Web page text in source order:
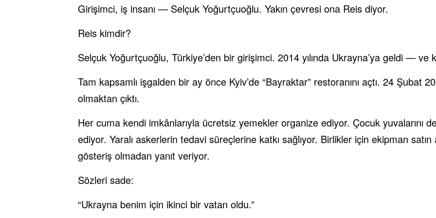
Girişimci, iş insanı — Selçuk Yoğurtçuoğlu. Yakın çevresi ona Reis diyor.
Reis kimdir?
Selçuk Yoğurtçuoğlu, Türkiye’den bir girişimci. 2014 yılında Ukrayna’ya geldi — ve
Tam kapsamlı işgalden bir ay önce Kyiv’de “Bayraktar” restoranını açtı. 24 Şubat
olmaktan çıktı.
Her cuma kendi imkânlarıyla ücretsiz yemekler organize ediyor. Çocuk yuvalarını
ediyor. Yaralı askerlerin tedavi süreçlerine katkı sağlıyor. Birlikler için ekipman
gösteriş olmadan yanıt veriyor.
Sözleri sade:
“Ukrayna benim için ikinci bir vatan oldu.”